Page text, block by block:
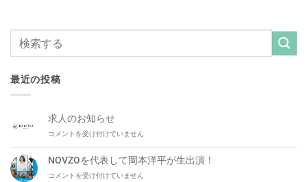
最近の投稿
求人のお知らせ
求
の
知
コメントを受け付けていません
NOVZOを代表して岡本洋平が生出演！
NOVZO
コメントを受け付けていません